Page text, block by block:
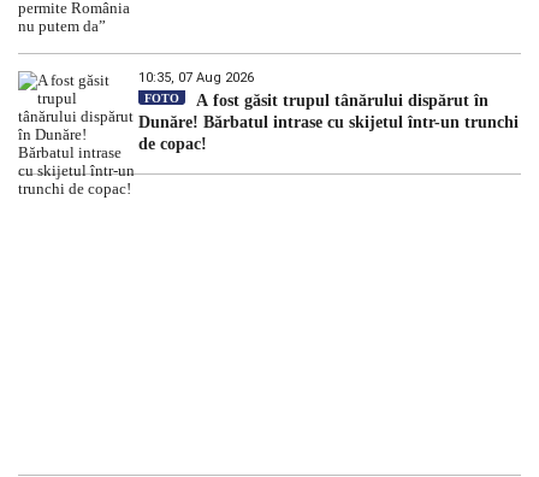
10:35, 07 Aug 2026
FOTO
A fost găsit trupul tânărului dispărut în
Dunăre! Bărbatul intrase cu skijetul într-un trunchi
de copac!